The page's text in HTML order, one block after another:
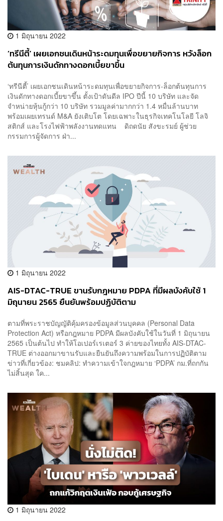
1 มิถุนายน 2022
‘ทรีนีตี้’ เผยเอกชนเดินหน้าระดมทุนเพื่อขยายกิจการ หวังล็อก
ต้นทุนการเงินดักทางดอกเบี้ยขาขึ้น
‘ทรีนีตี้’ เผยเอกชนเดินหน้าระดมทุนเพื่อขยายกิจการ-ล็อกต้นทุนการ
เงินดักทางดอกเบี้ยขาขึ้น ตั้งเป้าดันดีล IPO ปีนี้ 10 บริษัท และจัด
จำหน่ายหุ้นกู้กว่า 10 บริษัท รวมมูลค่ามากกว่า 1.4 หมื่นล้านบาท
พร้อมเผยเทรนด์ M&A ยังเติบโต โดยเฉพาะในธุรกิจเทคโนโลยี โลจิ
สติกส์ และโรงไฟฟ้าพลังงานทดแทน ดิถดนัย สังขะรมย์ ผู้ช่วย
กรรมการผู้จัดการ ฝ่า...
1 มิถุนายน 2022
AIS-DTAC-TRUE ขานรับกฎหมาย PDPA ที่มีผลบังคับใช้ 1
มิถุนายน 2565 ยืนยันพร้อมปฏิบัติตาม
ตามที่พระราชบัญญัติคุ้มครองข้อมูลส่วนบุคคล (Personal Data
Protection Act) หรือกฎหมาย PDPA มีผลบังคับใช้ในวันที่ 1 มิถุนายน
2565 เป็นต้นไป ทำให้โอเปอร์เรเตอร์ 3 ค่ายของไทยทั้ง AIS-DTAC-
TRUE ต่างออกมาขานรับและยืนยันถึงความพร้อมในการปฏิบัติตาม
ข่าวที่เกี่ยวข้อง: ชมคลิป: ทำความเข้าใจกฎหมาย ‘PDPA’ กม.ที่ถกกัน
ไม่สิ้นสุด ใค...
1 มิถุนายน 2022